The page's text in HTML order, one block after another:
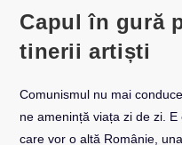
Capul în gură
tinerii artiști
Comunismul nu mai
ne amenință viața zi de zi.
care vor o altă Românie,